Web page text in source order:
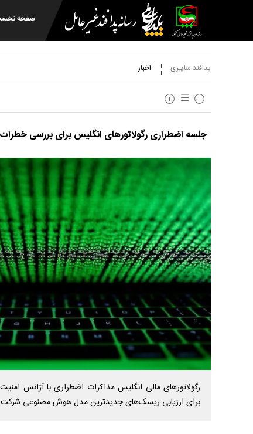
صفحه
پدافند سایبری اخبار
جلسه اضطراری رگولاتور‌های انگلیس برای بررسی
رگولاتور‌های مالی انگلیس مذاکرات اضطراری با آژانس
برای ارزیابی ریسک‌های جدیدترین مدل هوش مصنوعی شرکت